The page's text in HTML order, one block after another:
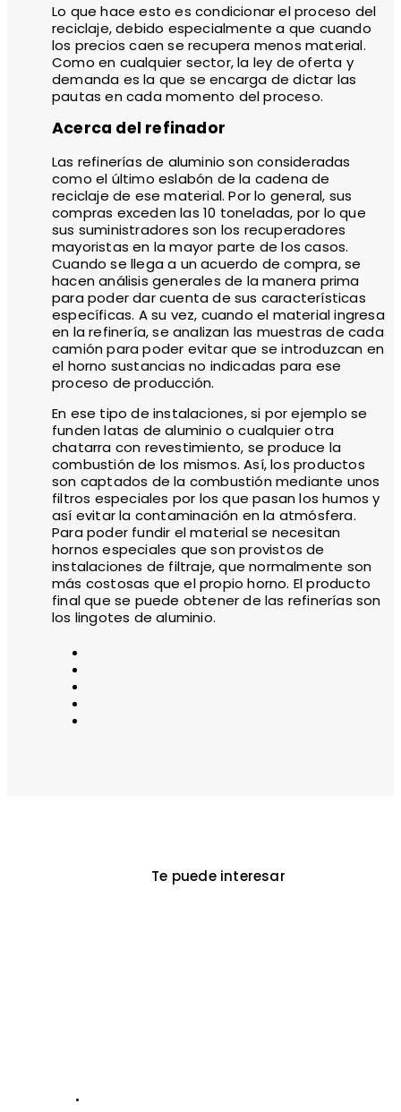
Lo que hace esto es condicionar el proceso del
reciclaje, debido especialmente a que cuando
los precios caen se recupera menos material.
Como en cualquier sector, la ley de oferta y
demanda es la que se encarga de dictar las
pautas en cada momento del proceso.
Acerca del refinador
Las refinerías de aluminio son consideradas
como el último eslabón de la cadena de
reciclaje de ese material. Por lo general, sus
compras exceden las 10 toneladas, por lo que
sus suministradores son los recuperadores
mayoristas en la mayor parte de los casos.
Cuando se llega a un acuerdo de compra, se
hacen análisis generales de la manera prima
para poder dar cuenta de sus características
específicas. A su vez, cuando el material ingresa
en la refinería, se analizan las muestras de cada
camión para poder evitar que se introduzcan en
el horno sustancias no indicadas para ese
proceso de producción.
En ese tipo de instalaciones, si por ejemplo se
funden latas de aluminio o cualquier otra
chatarra con revestimiento, se produce la
combustión de los mismos. Así, los productos
son captados de la combustión mediante unos
filtros especiales por los que pasan los humos y
así evitar la contaminación en la atmósfera.
Para poder fundir el material se necesitan
hornos especiales que son provistos de
instalaciones de filtraje, que normalmente son
más costosas que el propio horno. El producto
final que se puede obtener de las refinerías son
los lingotes de aluminio.
Te puede interesar